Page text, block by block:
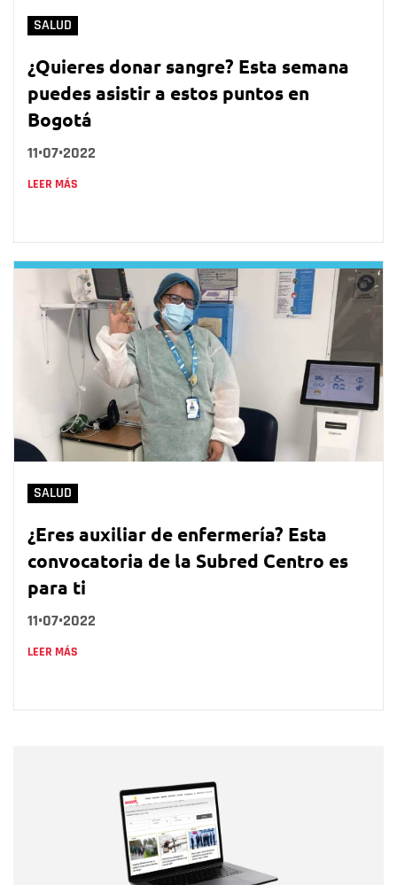
SALUD
¿Quieres donar sangre? Esta semana
puedes asistir a estos puntos en
Bogotá
11•07•2022
LEER MÁS
SALUD
¿Eres auxiliar de enfermería? Esta
convocatoria de la Subred Centro es
para ti
11•07•2022
LEER MÁS
Correo electrónico